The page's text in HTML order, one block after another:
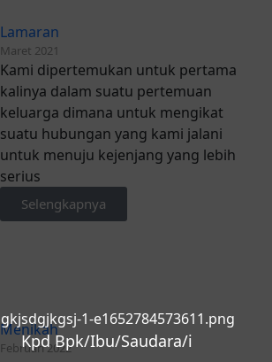
Kpd Bpk/Ibu/Saudara/i
Lamaran
Maret 2021
Kami dipertemukan untuk pertama
kalinya dalam suatu pertemuan
keluarga dimana untuk mengikat
suatu hubungan yang kami jalani
untuk menuju kejenjang yang lebih
serius
Selengkapnya
Menikah
Februari 2022